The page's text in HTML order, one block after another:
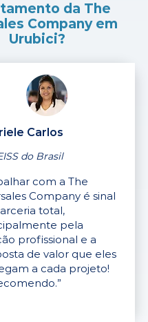
da The
Company em
Urubici?
Carlos
do Brasil
com a The
Company é sinal
total,
pela
profissional e a
de valor que eles
a cada projeto!